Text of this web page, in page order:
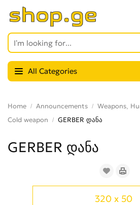
All Categories
Home Announcements
Weapons,
Cold weapon
GERBER დანა
GERBER დანა
320 x 50